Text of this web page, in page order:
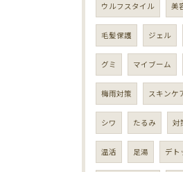
ウルフスタイル 美
毛髪保護 ジェル
グミ マイブーム
梅雨対策 スキンケ
シワ たるみ 対
温活 足湯 デト